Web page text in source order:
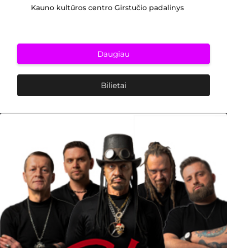
Kauno kultūros centro Girstučio padalinys
Daugiau
Bilietai